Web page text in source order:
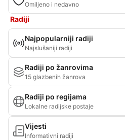
Omiljeno i nedavno
Radiji
Najpopularniji radiji
Najslušaniji radiji
Radiji po žanrovima
15 glazbenih žanrova
Radiji po regijama
Lokalne radijske postaje
Vijesti
Informativni radiji